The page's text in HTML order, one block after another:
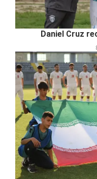
Daniel Cruz